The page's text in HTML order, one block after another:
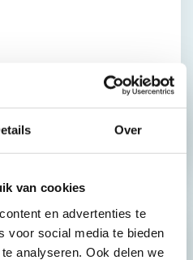
Over
van cookies
en advertenties te
voor social media te bieden
analyseren. Ook delen we
reserveren